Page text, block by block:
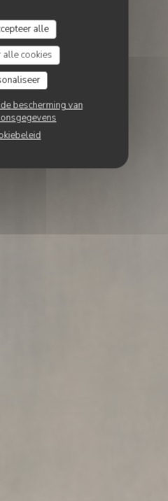
alle
alle cookies
bescherming van